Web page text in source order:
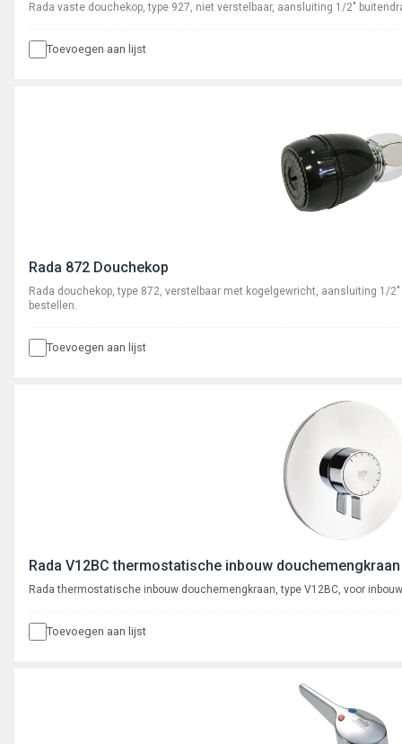
Rada vaste douchekop, type 927, niet verstelbaar, aansluiting 1/2"
Toevoegen aan lijst
Rada 872 Douchekop
Rada douchekop, type 872, verstelbaar met kogelgewricht, aansluiting 1/
bestellen.
Toevoegen aan lijst
Rada V12BC thermostatische inbouw douchemengkraan
Rada thermostatische inbouw douchemengkraan, type V12BC, voor
Toevoegen aan lijst